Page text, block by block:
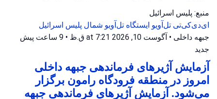
منبع: پلیس اسرائیل
ای‌دی‌کی‌تی تل‌آویو ایستگاه تل‌آویو شمال پلیس اسرائیل
جبهه داخلی • آگوست 10, 2026 at 7:21 ق.ظ • 9 ساعت پیش
جدید
آزمایش آژیرهای فرماندهی جبهه داخلی
امروز در منطقه فرودگاه رامون برگزار
می‌شود. آزمایش آژیرهای فرماندهی جبهه